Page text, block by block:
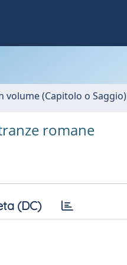
volume (Capitolo o Saggio)
romane
(DC)